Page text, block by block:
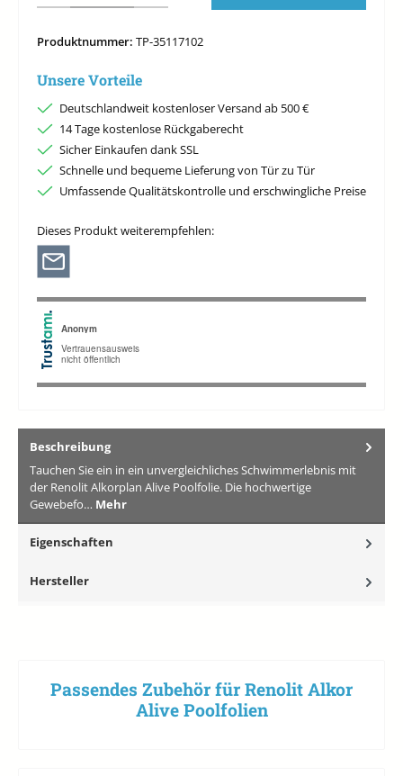
Produktnummer: TP-35117102
Unsere Vorteile
Deutschlandweit kostenloser Versand ab 500 €
14 Tage kostenlose Rückgaberecht
Sicher Einkaufen dank SSL
Schnelle und bequeme Lieferung von Tür zu Tür
Umfassende Qualitätskontrolle und erschwingliche Preise
Dieses Produkt weiterempfehlen:
Beschreibung
Tauchen Sie ein in ein unvergleichliches Schwimmerlebnis mit
der Renolit Alkorplan Alive Poolfolie. Die hochwertige
Gewebefo… Mehr
Eigenschaften
Hersteller
Passendes Zubehör für Renolit Alkor
Alive Poolfolien